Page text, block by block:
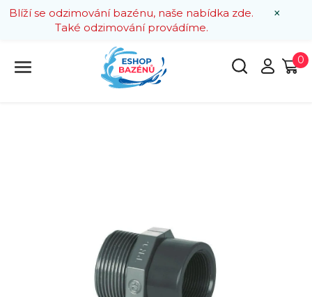
×
Blíží se odzimování bazénu, naše nabídka zde.
Také odzimování provádíme.
0